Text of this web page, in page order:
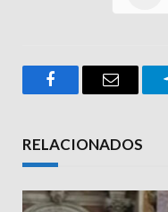
FacebookEmail
RELACIONADOS